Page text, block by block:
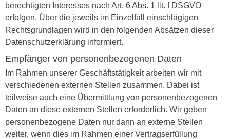
berechtigten Interesses nach Art. 6 Abs. 1 lit. f DSGVO
erfolgen. Über die jeweils im Einzelfall einschlägigen
Rechtsgrundlagen wird in den folgenden Absätzen dieser
Datenschutzerklärung informiert.
Empfänger von personenbezogenen Daten
Im Rahmen unserer Geschäftstätigkeit arbeiten wir mit
verschiedenen externen Stellen zusammen. Dabei ist
teilweise auch eine Übermittlung von personenbezogenen
Daten an diese externen Stellen erforderlich. Wir geben
personenbezogene Daten nur dann an externe Stellen
weiter, wenn dies im Rahmen einer Vertragserfüllung